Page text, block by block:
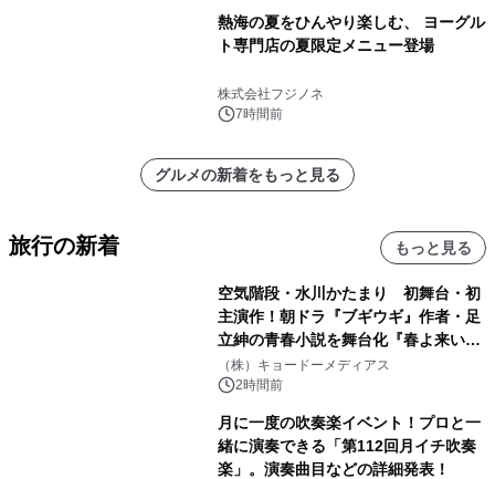
熱海の夏をひんやり楽しむ、 ヨーグル
ト専門店の夏限定メニュー登場
株式会社フジノネ
7時間前
グルメの新着をもっと見る
旅行の新着 もっと見る
空気階段・水川かたまり 初舞台・初
主演作！朝ドラ『ブギウギ』作者・足
立紳の青春小説を舞台化『春よ来い、
マジで来い』キービジュアル解禁！
（株）キョードーメディアス
2時間前
月に一度の吹奏楽イベント！プロと一
緒に演奏できる「第112回月イチ吹奏
楽」。演奏曲目などの詳細発表！